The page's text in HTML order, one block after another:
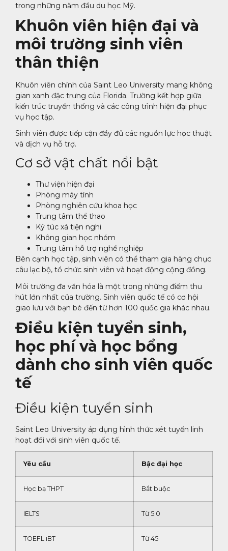
trong những năm đầu du học Mỹ.
Khuôn viên hiện đại và
môi trường sinh viên
thân thiện
Khuôn viên chính của Saint Leo University mang không
gian xanh đặc trưng của Florida. Trường kết hợp giữa
kiến trúc truyền thống và các công trình hiện đại phục
vụ học tập.
Sinh viên được tiếp cận đầy đủ các nguồn lực học thuật
và dịch vụ hỗ trợ.
Cơ sở vật chất nổi bật
Thư viện hiện đại
Phòng máy tính
Phòng nghiên cứu khoa học
Trung tâm thể thao
Ký túc xá tiện nghi
Không gian học nhóm
Trung tâm hỗ trợ nghề nghiệp
Bên cạnh học tập, sinh viên có thể tham gia hàng chục
câu lạc bộ, tổ chức sinh viên và hoạt động cộng đồng.
Môi trường đa văn hóa là một trong những điểm thu
hút lớn nhất của trường. Sinh viên quốc tế có cơ hội
giao lưu với bạn bè đến từ hơn 100 quốc gia khác nhau.
Điều kiện tuyển sinh,
học phí và học bổng
dành cho sinh viên quốc
tế
Điều kiện tuyển sinh
Saint Leo University áp dụng hình thức xét tuyển linh
hoạt đối với sinh viên quốc tế.
Yêu cầu Bậc đại học
Học bạ THPT Bắt buộc
IELTS Từ 5.0
TOEFL iBT Từ 45